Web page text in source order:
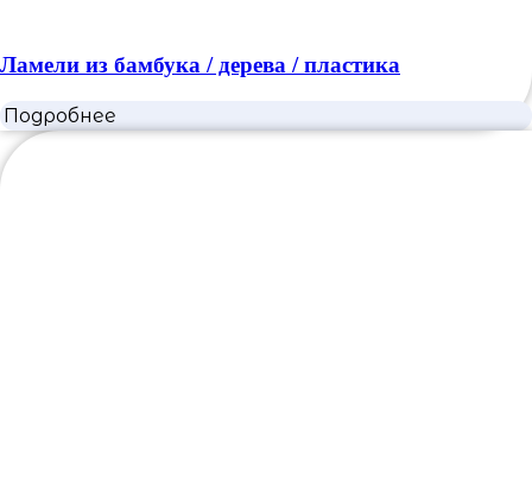
Ламели из бамбука / дерева / пластика
Подробнее